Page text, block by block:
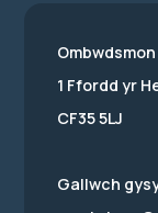
1 Ffordd yr
CF35 5LJ
Gallwch